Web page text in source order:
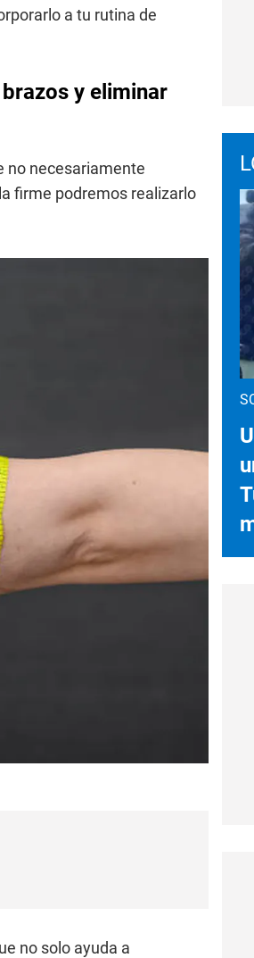
a tu rutina de
y eliminar
no necesariamente
firme podremos realizarlo
no solo ayuda a